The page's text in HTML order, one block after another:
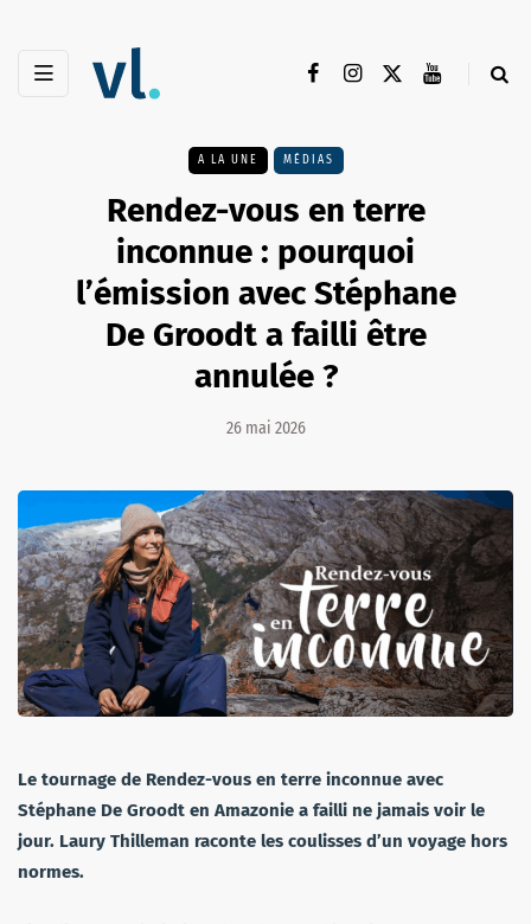
A LA UNE MÉDIAS
Rendez-vous en terre
inconnue : pourquoi
l’émission avec Stéphane
De Groodt a failli être
annulée ?
26 mai 2026
Le tournage de Rendez-vous en terre inconnue avec
Stéphane De Groodt en Amazonie a failli ne jamais voir le
jour. Laury Thilleman raconte les coulisses d’un voyage hors
normes.